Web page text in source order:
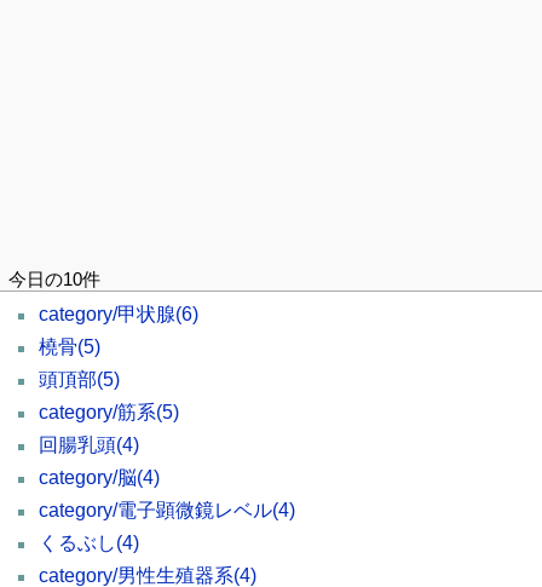
今日の10件
category/甲状腺(6)
橈骨(5)
頭頂部(5)
category/筋系(5)
回腸乳頭(4)
category/脳(4)
category/電子顕微鏡レベル(4)
くるぶし(4)
category/男性生殖器系(4)